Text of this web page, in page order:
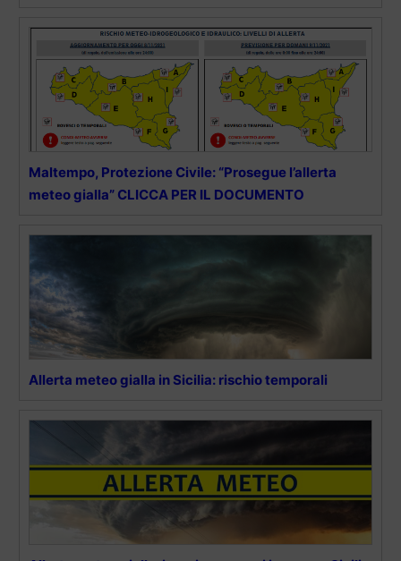
Maltempo, Protezione Civile: “Prosegue l’allerta
meteo gialla” CLICCA PER IL DOCUMENTO
Allerta meteo gialla in Sicilia: rischio temporali